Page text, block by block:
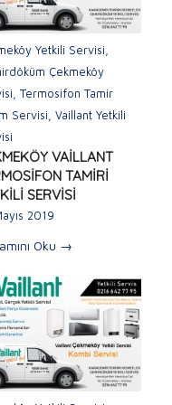
Yetkili Servisi,
Çekmeköy
, Termosifon Tamir
Servisi, Vaillant Yetkili
VAİLLANT
TAMİRİ
SERVİSİ
2019
Oku →